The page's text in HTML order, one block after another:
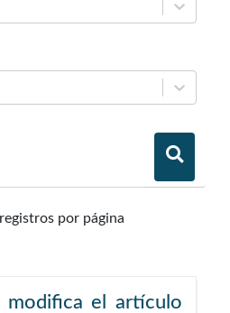
registros por página
modifica el artículo